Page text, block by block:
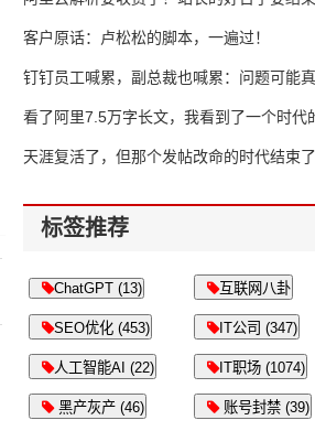
客户原话：卢松松的脚本，一遍过！
钉钉员工喊累，副总裁也喊累：问题可能
了
看了阿里7.5万字长文，我看到了一个时代
天涯复活了，但那个发帖改命的时代结束了
标签推荐
ChatGPT (13) 互联网八卦
SEO优化 (453) IT公司 (347)
人工智能AI (22) IT职场 (1074)
黑产灰产 (46) 账号封禁 (39)